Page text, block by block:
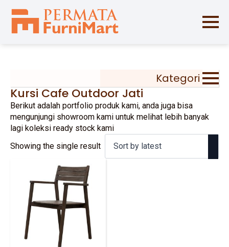
Kategori
Kursi Cafe Outdoor Jati
Berikut adalah portfolio produk kami, anda juga bisa
mengunjungi showroom kami untuk melihat lebih banyak
lagi koleksi ready stock kami
Showing the single result